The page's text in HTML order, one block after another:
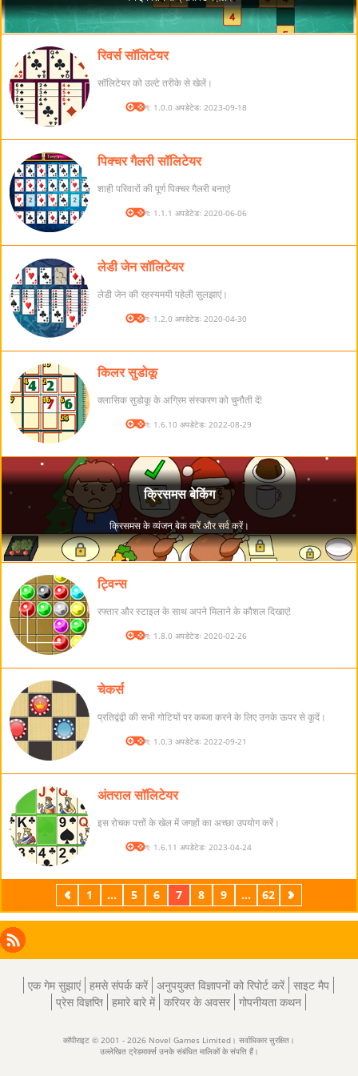
रिवर्स सॉलिटेयर
सॉलिटेयर को उल्टे तरीके से खेलें।
संस्करण: 1.0.0 अपडेटेडः 2023-09-18
पिक्चर गैलरी सॉलिटेयर
शाही परिवारों की पूर्ण पिक्चर गैलरी बनाएं!
संस्करण: 1.1.1 अपडेटेडः 2020-06-06
लेडी जेन सॉलिटेयर
लेडी जेन की रहस्यमयी पहेली सुलझाएं।
संस्करण: 1.2.0 अपडेटेडः 2020-04-30
किलर सुडोकू
क्लासिक सुडोकू के अग्रिम संस्करण को चुनौती दें!
संस्करण: 1.6.10 अपडेटेडः 2022-08-29
ट्विन्स
रफ्तार और स्टाइल के साथ अपने मिलाने के कौशल दिखाएं!
संस्करण: 1.8.0 अपडेटेडः 2020-02-26
चेकर्स
प्रतिद्वंद्वी की सभी गोटियों पर कब्जा करने के लिए उनके ऊपर से कूदें।
संस्करण: 1.0.3 अपडेटेडः 2022-09-21
अंतराल सॉलिटेयर
इस रोचक पत्तों के खेल में जगहों का अच्छा उपयोग करें।
संस्करण: 1.6.11 अपडेटेडः 2023-04-24
पिछला 1 ... 5 6 7 8 9 ... 62 अगला
Facebook
Instagram
X
LinkedIn
RSS
एक गेम सुझाएं हमसे संपर्क करें अनुपयुक्त विज्ञापनों को रिपोर्ट करें साइट मैप
प्रेस विज्ञप्ति हमारे बारे में करियर के अवसर गोपनीयता कथन
कॉपीराइट © 2001 - 2026 Novel Games Limited। सर्वाधिकार सुरक्षित।
उल्लेखित ट्रेडमार्क्स उनके संबंधित मालिकों के संपत्ति हैं।